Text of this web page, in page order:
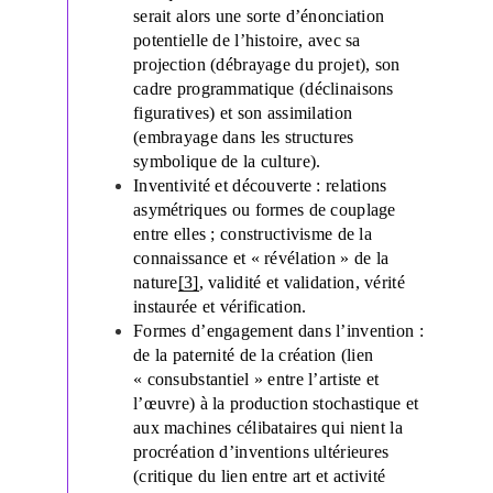
serait alors une sorte d’énonciation
potentielle de l’histoire, avec sa
projection (débrayage du projet), son
cadre programmatique (déclinaisons
figuratives) et son assimilation
(embrayage dans les structures
symbolique de la culture).
Inventivité et découverte : relations
asymétriques ou formes de couplage
entre elles ; constructivisme de la
connaissance et « révélation » de la
nature[3], validité et validation, vérité
instaurée et vérification.
Formes d’engagement dans l’invention :
de la paternité de la création (lien
« consubstantiel » entre l’artiste et
l’œuvre) à la production stochastique et
aux machines célibataires qui nient la
procréation d’inventions ultérieures
(critique du lien entre art et activité